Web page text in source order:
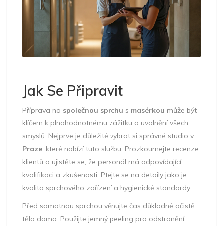
Jak Se Připravit
Příprava na společnou sprchu s masérkou může být
klíčem k plnohodnotnému zážitku a uvolnění všech
smyslů. Nejprve je důležité vybrat si správné studio v
Praze, které nabízí tuto službu. Prozkoumejte recenze
klientů a ujistěte se, že personál má odpovídající
kvalifikaci a zkušenosti. Ptejte se na detaily jako je
kvalita sprchového zařízení a hygienické standardy.
Před samotnou sprchou věnujte čas důkladné očistě
těla doma. Použijte jemný peeling pro odstranění